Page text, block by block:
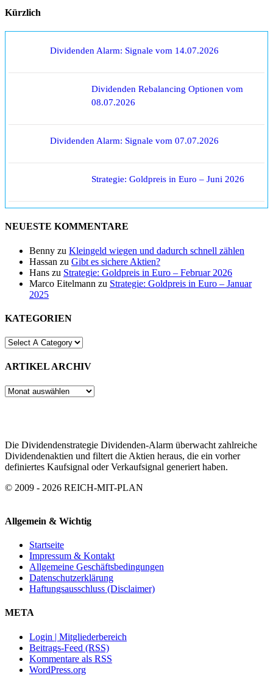
Kürzlich
Dividenden Alarm: Signale vom 14.07.2026
Dividenden Rebalancing Optionen vom
08.07.2026
Dividenden Alarm: Signale vom 07.07.2026
Strategie: Goldpreis in Euro – Juni 2026
NEUESTE KOMMENTARE
Benny zu Kleingeld wiegen und dadurch schnell zählen
Hassan zu Gibt es sichere Aktien?
Hans zu Strategie: Goldpreis in Euro – Februar 2026
Marco Eitelmann zu Strategie: Goldpreis in Euro – Januar
2025
KATEGORIEN
ARTIKEL ARCHIV
ARTIKEL
Die Dividendenstrategie Dividenden-Alarm überwacht zahlreiche
Dividendenaktien und filtert die Aktien heraus, die ein vorher
definiertes Kaufsignal oder Verkaufsignal generiert haben.
© 2009 - 2026 REICH-MIT-PLAN
Allgemein & Wichtig
Startseite
Impressum & Kontakt
Allgemeine Geschäftsbedingungen
Datenschutzerklärung
Haftungsausschluss (Disclaimer)
META
Login | Mitgliederbereich
Beitrags-Feed (RSS)
Kommentare als RSS
WordPress.org